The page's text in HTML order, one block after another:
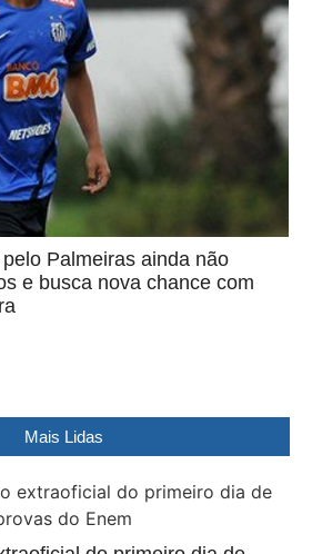
Palmeiras ainda não
e busca nova chance com
Mais Lidas